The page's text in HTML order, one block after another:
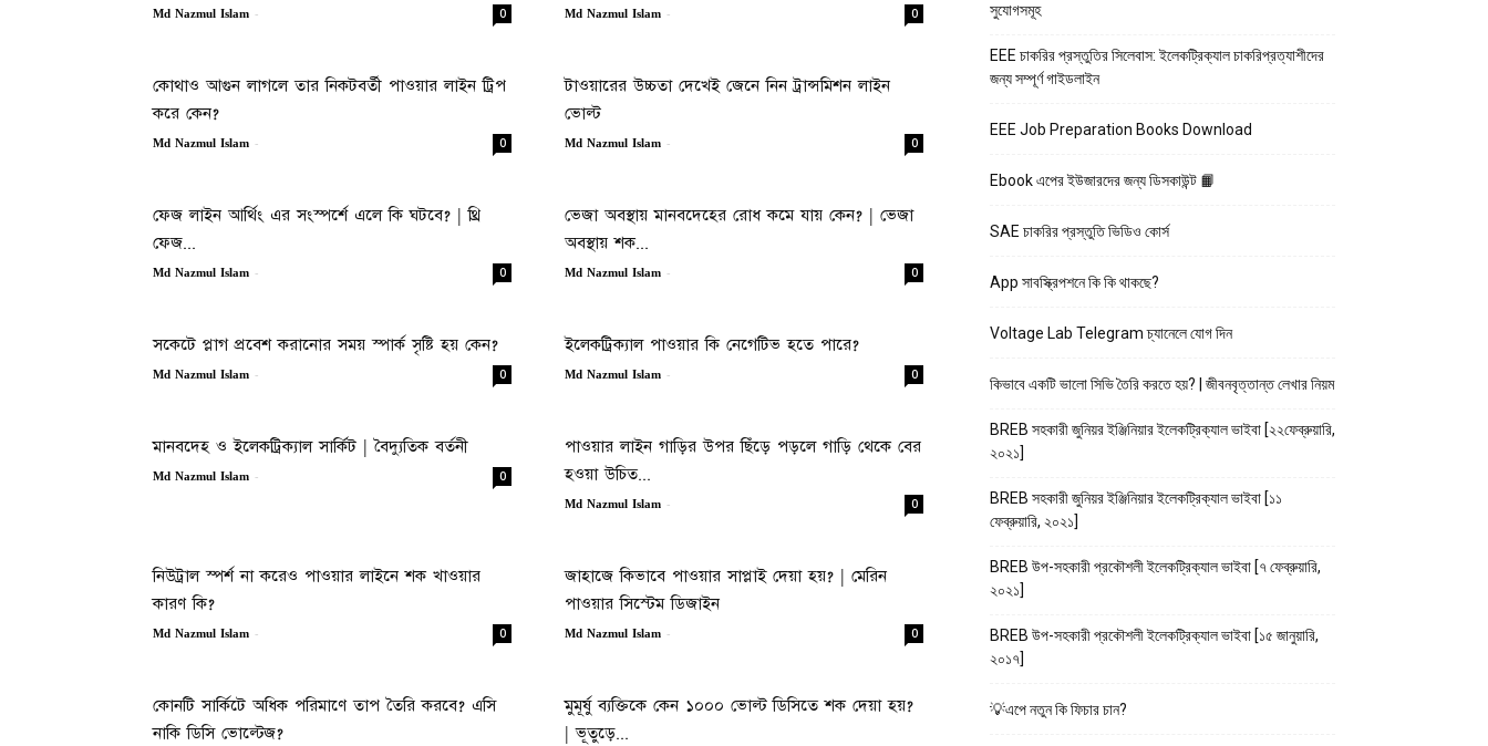
Md Nazmul Islam - 0 Md Nazmul Islam - 0
কোথাও আগুন লাগলে তার নিকটবর্তী পাওয়ার লাইন ট্রিপ
করে কেন?
Md Nazmul Islam - 0
টাওয়ারের উচ্চতা দেখেই জেনে নিন ট্রান্সমিশন লাইন
ভোল্ট
Md Nazmul Islam - 0
ফেজ লাইন আর্থিং এর সংস্পর্শে এলে কি ঘটবে? | থ্রি
ফেজ...
Md Nazmul Islam - 0
ভেজা অবস্থায় মানবদেহের রোধ কমে যায় কেন? | ভেজা
অবস্থায় শক...
Md Nazmul Islam - 0
সকেটে প্লাগ প্রবেশ করানোর সময় স্পার্ক সৃষ্টি হয় কেন?
Md Nazmul Islam - 0
ইলেকট্রিক্যাল পাওয়ার কি নেগেটিভ হতে পারে?
Md Nazmul Islam - 0
মানবদেহ ও ইলেকট্রিক্যাল সার্কিট | বৈদ্যুতিক বর্তনী
Md Nazmul Islam - 0
পাওয়ার লাইন গাড়ির উপর ছিঁড়ে পড়লে গাড়ি থেকে বের
হওয়া উচিত...
Md Nazmul Islam - 0
নিউট্রাল স্পর্শ না করেও পাওয়ার লাইনে শক খাওয়ার
কারণ কি?
Md Nazmul Islam - 0
জাহাজে কিভাবে পাওয়ার সাপ্লাই দেয়া হয়? | মেরিন
পাওয়ার সিস্টেম ডিজাইন
Md Nazmul Islam - 0
কোনটি সার্কিটে অধিক পরিমাণে তাপ তৈরি করবে? এসি
নাকি ডিসি ভোল্টেজ?
মুমূর্ষু ব্যক্তিকে কেন ১০০০ ভোল্ট ডিসিতে শক দেয়া হয়?
| ভূতুড়ে...
সুযোগসমূহ
EEE চাকরির প্রস্তুতির সিলেবাস: ইলেকট্রিক্যাল চাকরিপ্রত্যাশীদের
জন্য সম্পূর্ণ গাইডলাইন
EEE Job Preparation Books Download
Ebook এপের ইউজারদের জন্য ডিসকাউন্ট 📙
SAE চাকরির প্রস্তুতি ভিডিও কোর্স
App সাবস্ক্রিপশনে কি কি থাকছে?
Voltage Lab Telegram চ্যানেলে যোগ দিন
কিভাবে একটি ভালো সিভি তৈরি করতে হয়? | জীবনবৃত্তান্ত লেখার নিয়ম
BREB সহকারী জুনিয়র ইঞ্জিনিয়ার ইলেকট্রিক্যাল ভাইবা [২২ফেব্রুয়ারি,
২০২১]
BREB সহকারী জুনিয়র ইঞ্জিনিয়ার ইলেকট্রিক্যাল ভাইবা [১১
ফেব্রুয়ারি, ২০২১]
BREB উপ-সহকারী প্রকৌশলী ইলেকট্রিক্যাল ভাইবা [৭ ফেব্রুয়ারি,
২০২১]
BREB উপ-সহকারী প্রকৌশলী ইলেকট্রিক্যাল ভাইবা [১৫ জানুয়ারি,
২০১৭]
💡এপে নতুন কি ফিচার চান?